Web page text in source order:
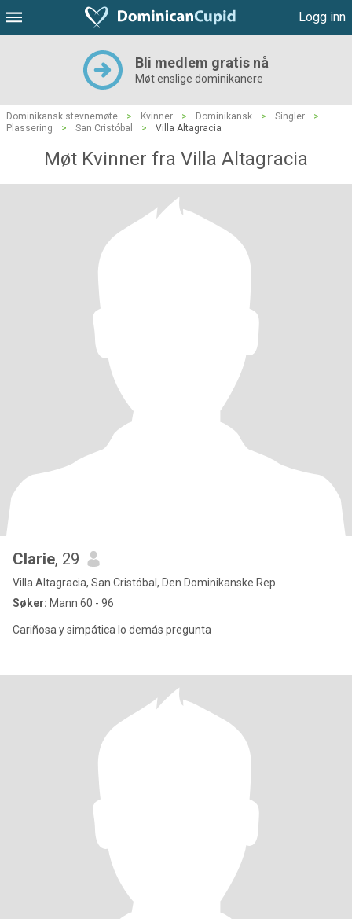
Logg inn
Bli medlem gratis nå
Møt enslige dominikanere
Dominikansk stevnemøte > Kvinner > Dominikansk > Singler
>
Plassering
> San Cristóbal > Villa Altagracia
Møt Kvinner fra Villa Altagracia
Clarie, 29
Villa Altagracia, San Cristóbal, Den Dominikanske Rep.
Søker: Mann 60 - 96
Cariñosa y simpática lo demás pregunta